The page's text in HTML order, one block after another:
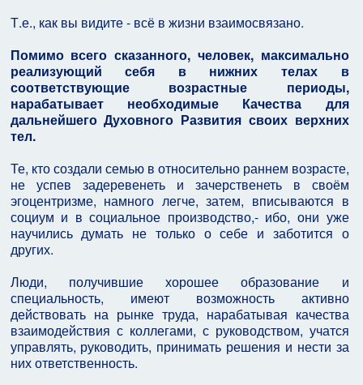
Т.е., как вы видите - всё в жизни взаимосвязано.
Помимо всего сказанного, человек, максимально
реализующий себя в нижних телах в
соответствующие возрастные периоды,
нарабатывает необходимые Качества для
дальнейшего Духовного Развития своих верхних
тел.
Те, кто создали семью в относительно раннем возрасте,
не успев задеревенеть и зачерственеть в своём
эгоцентризме, намного легче, затем, вписываются в
социум и в социальное производство,- ибо, они уже
научились думать не только о себе и заботится о
других.
Люди, получившие хорошее образование и
специальность, имеют возможность активно
действовать на рынке труда, нарабатывая качества
взаимодействия с коллегами, с руководством, учатся
управлять, руководить, принимать решения и нести за
них ответственность.